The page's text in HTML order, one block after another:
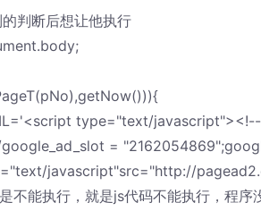
判断后想让他执行
type="text/
=
javascript"src="http://
不能执行，就是js代码不能执行，程序